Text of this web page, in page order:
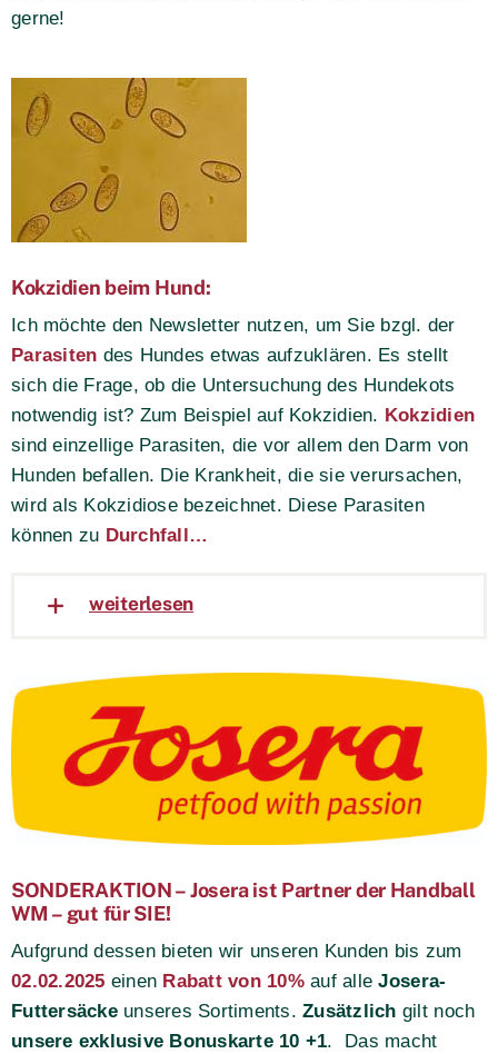
gerne!
Kokzidien beim Hund:
Ich möchte den Newsletter nutzen, um Sie bzgl. der
Parasiten des Hundes etwas aufzuklären. Es stellt
sich die Frage, ob die Untersuchung des Hundekots
notwendig ist? Zum Beispiel auf Kokzidien. Kokzidien
sind einzellige Parasiten, die vor allem den Darm von
Hunden befallen. Die Krankheit, die sie verursachen,
wird als Kokzidiose bezeichnet. Diese Parasiten
können zu Durchfall…
weiterlesen
SONDERAKTION – Josera ist Partner der Handball
WM – gut für SIE!
Aufgrund dessen bieten wir unseren Kunden bis zum
02.02.2025 einen Rabatt von 10%auf alleJosera-
Futtersäckeunseres Sortiments.Zusätzlich gilt noch
unsere exklusive Bonuskarte 10 +1. Das macht